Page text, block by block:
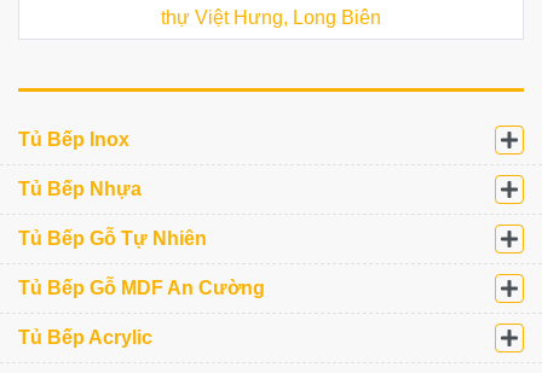
thự Việt Hưng, Long Biên
Tủ Bếp Inox
Tủ Bếp Nhựa
Tủ Bếp Gỗ Tự Nhiên
Tủ Bếp Gỗ MDF An Cường
Tủ Bếp Acrylic